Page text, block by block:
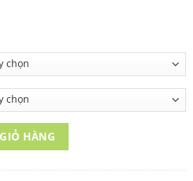
- DANA-18327225 số lượng
HÀNG